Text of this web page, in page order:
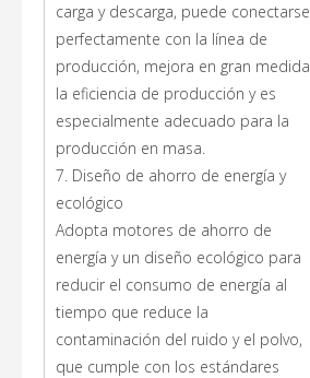
carga y descarga, puede conectarse
perfectamente con la línea de
producción, mejora en gran medida
la eficiencia de producción y es
especialmente adecuado para la
producción en masa.
7. Diseño de ahorro de energía y
ecológico
Adopta motores de ahorro de
energía y un diseño ecológico para
reducir el consumo de energía al
tiempo que reduce la
contaminación del ruido y el polvo,
que cumple con los estándares